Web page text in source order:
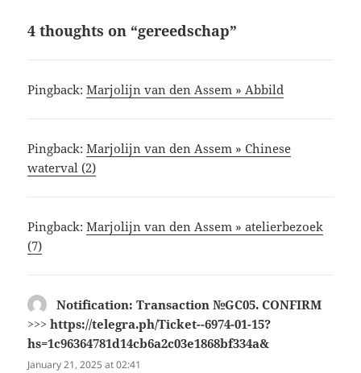
4 thoughts on “gereedschap”
Pingback:Marjolijn van den Assem » Abbild
Pingback:Marjolijn van den Assem » Chinese
waterval (2)
Pingback:Marjolijn van den Assem » atelierbezoek
(7)
Notification: Transaction №GC05. CONFIRM
>>> https://telegra.ph/Ticket--6974-01-15?
hs=1c96364781d14cb6a2c03e1868bf334a&
January 21, 2025 at 02:41